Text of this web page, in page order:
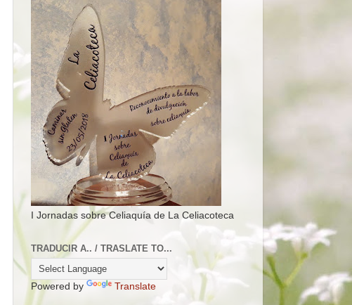
I Jornadas sobre Celiaquía de La Celiacoteca
TRADUCIR A.. / TRASLATE TO...
Powered by Translate